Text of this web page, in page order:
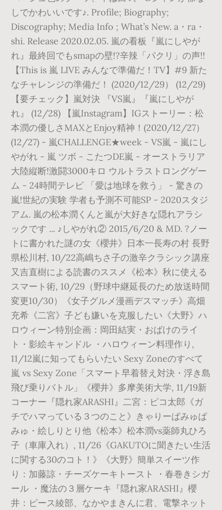
しでかわいいです♪. Profile; Biography;
Discography; Media Info ; What’s New. a・ra・
shi. Release 2020.02.05. 嵐の看板『嵐にしやが
れ』最終回でもsmapの壁!?辛辣「パクリ」の声!!
【This is 嵐 LIVE みんなで準備だ！TV】#9 新た
なチャレンジの準備だ！ (2020/12/29） (12/29)
【要チェック】嵐対決 『VS嵐』『嵐にしやが
れ』 (12/28) 【嵐Instagram】IGストーリー：松
本潤の優しさMAXとEnjoy精神！(2020/12/27）
(12/27) - 嵐CHALLENGE★week - VS嵐 - 嵐にし
やがれ - 嵐 ツボ - こたつDE嵐 - オーストラリア
大陸縦断!激闘3000キロ ウルトラストロングゲー
ム - 24時間テレビ 「愛は地球を救う」 - 驚きの
嵐!世紀の実験 学者も予測不可能SP - 2020スタジ
アム. 嵐の松本潤くんと嵐が大好きな隠れアラシ
ックです ... ♪しやがれ② 2015/6/20 & MD. ?ノー
トに書かれた謎の女《櫻井》日本一長寿の村 長野
県松川村, 10/22高嶋ちさ子の激辛クラシック講座
又吉直樹による読書のススメ《松本》秋に使える
スマート術, 10/29（野球中継延長のため放送時間
変更10/30）《女子グルメ漫画デスマッチ》高畑
充希《二宮》子ども嫌いを克服したい《大野》ハ
ロウィーン特別企画：岡田結実・おばけのライ
ト・影絵キャンドル ・ハロウィーン料理作り,
11/12嵐に知ってもらいたい Sexy Zoneのすべて
嵐 vs Sexy Zone「スマート早着替え対決・浮き島
飛び乗りバトル」《櫻井》多摩美術大学, 11/19新
コーナー『隠れ家ARASHI』二宮：ピコ太郎《ガ
チでハマっている３つのこと》きゃりーぱみゅぱ
みゅ・絵しりとり他《松本》松本潤vs薬師丸ひろ
子（車庫入れ）, 11/26《GAKUTOに聞きたい生活
に関する30のコト！》《大野》簡単スイーツ作
り：加藤諒・チーズケーキトースト ・春巻きシガ
ール ・魔法の３層ケーキ『隠れ家ARASHI』櫻
井：ピース綾部、なかやまきんに君、電撃ネット